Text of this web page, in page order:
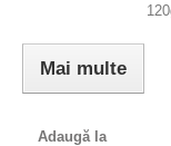
Mai multe
Adaugă la